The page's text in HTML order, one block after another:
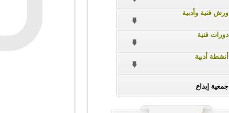
ورش فنية وأدبية
دورات فنية
أنشطة أدبية
جمعية إبداع